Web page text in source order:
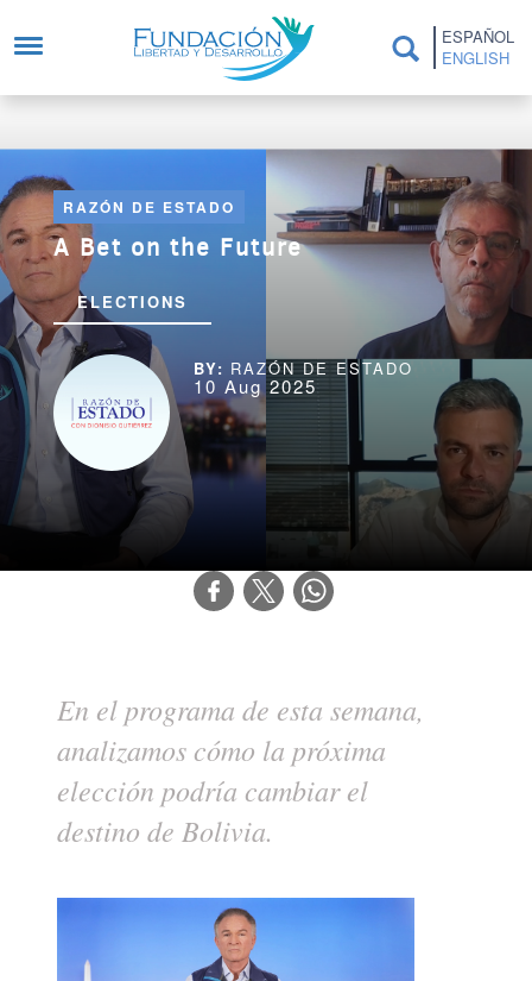
ESPAÑOL
ENGLISH
RAZÓN DE ESTADO
A Bet on the Future
ELECTIONS
RAZÓN DE ESTADO
10 Aug 2025
En el programa de esta semana,
analizamos cómo la próxima
elección podría cambiar el
destino de Bolivia.